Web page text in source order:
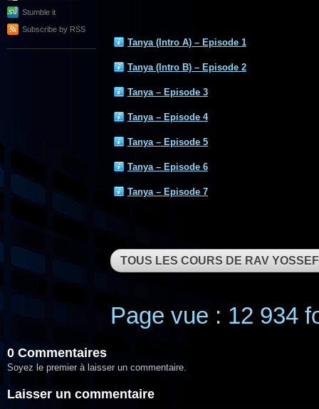
Stumble it
Subscribe by RSS
Tanya (Intro A) – Episode 1
Tanya (Intro B)– Episode 2
Tanya – Episode 3
Tanya – Episode 4
Tanya – Episode 5
Tanya – Episode 6
Tanya – Episode 7
TOUS LES COURS DE RAV
Page vue : 12 934
0 Commentaires
Soyez le premier à laisser un commentaire.
Laisser un commentaire